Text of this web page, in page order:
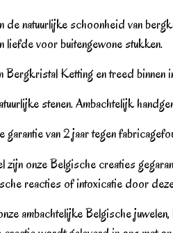
de natuurlijke schoonheid van
liefde voor buitengewone stukken.
Bergkristal Ketting en treed
stenen. Ambachtelijk
van 2 jaar tegen
zijn onze Belgische creaties
reacties of intoxicatie door
ambachtelijke Belgische